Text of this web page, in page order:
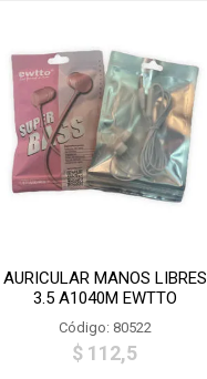
AURICULAR MANOS LIBRES
3.5 A1040M EWTTO
Código: 80522
$ 112,5